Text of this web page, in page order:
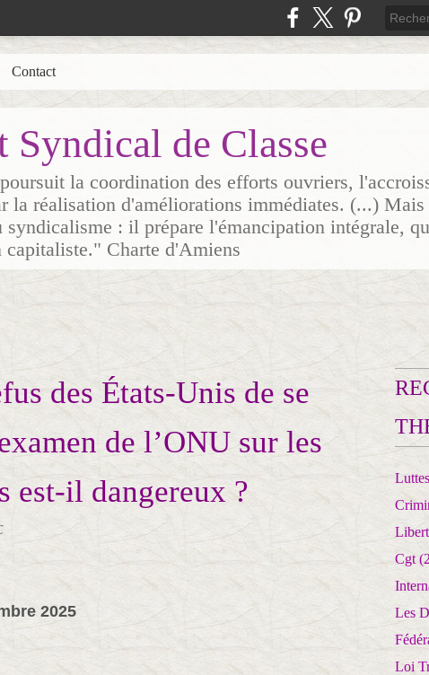
Syndical de Classe
la coordination des efforts ouvriers,
la réalisation d'améliorations immédiates. (...) Mais
: il prépare l'émancipation intégrale,
Charte d'Amiens
Contact
des États-Unis de se
de l’ONU sur les
est-il dangereux ?
2025
Cgt
Les
Loi